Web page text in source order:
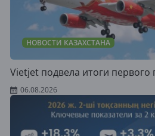
НОВОСТИ КАЗАХСТАНА
Vietjet подвела итоги первого
06.08.2026